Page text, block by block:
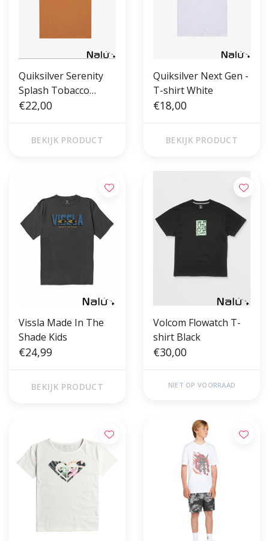
Quiksilver Serenity
Splash Tobacco
Brown Kids Tee
€22,00
BEKIJK PRODUCT
Quiksilver Next Gen -
T-shirt White
€18,00
BEKIJK PRODUCT
Vissla Made In The
Shade Kids
€24,99
BEKIJK PRODUCT
Volcom Flowatch T-
shirt Black
€30,00
NIET OP VOORRAAD